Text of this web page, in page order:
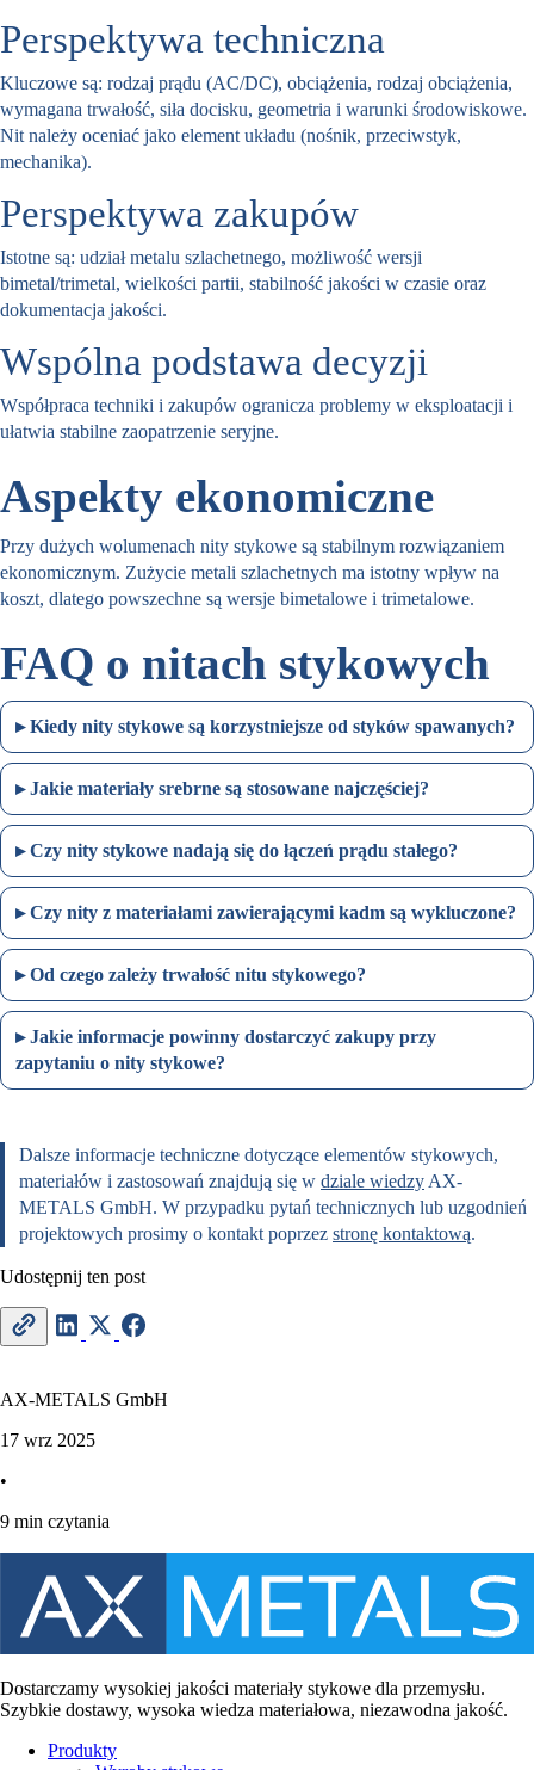
Perspektywa techniczna
Kluczowe są: rodzaj prądu (AC/DC), obciążenia, rodzaj obciążenia,
wymagana trwałość, siła docisku, geometria i warunki środowiskowe.
Nit należy oceniać jako element układu (nośnik, przeciwstyk,
mechanika).
Perspektywa zakupów
Istotne są: udział metalu szlachetnego, możliwość wersji
bimetal/trimetal, wielkości partii, stabilność jakości w czasie oraz
dokumentacja jakości.
Wspólna podstawa decyzji
Współpraca techniki i zakupów ogranicza problemy w eksploatacji i
ułatwia stabilne zaopatrzenie seryjne.
Aspekty ekonomiczne
Przy dużych wolumenach nity stykowe są stabilnym rozwiązaniem
ekonomicznym. Zużycie metali szlachetnych ma istotny wpływ na
koszt, dlatego powszechne są wersje bimetalowe i trimetalowe.
FAQ o nitach stykowych
Kiedy nity stykowe są korzystniejsze od styków spawanych?
Jakie materiały srebrne są stosowane najczęściej?
Czy nity stykowe nadają się do łączeń prądu stałego?
Czy nity z materiałami zawierającymi kadm są wykluczone?
Od czego zależy trwałość nitu stykowego?
Jakie informacje powinny dostarczyć zakupy przy
zapytaniu o nity stykowe?
Dalsze informacje techniczne dotyczące elementów stykowych,
materiałów i zastosowań znajdują się w dziale wiedzy AX-
METALS GmbH. W przypadku pytań technicznych lub uzgodnień
projektowych prosimy o kontakt poprzez stronę kontaktową.
Udostępnij ten post
AX-METALS GmbH
17 wrz 2025
•
9 min czytania
Dostarczamy wysokiej jakości materiały stykowe dla przemysłu.
Szybkie dostawy, wysoka wiedza materiałowa, niezawodna jakość.
Produkty